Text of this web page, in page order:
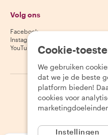
Volg ons
Facebook
Instagram
YouTube
2026 Withlocals.com |
Cookie-
We gebruiken
dat we je de beste
platform bieden!
cookies voor
Instellingen